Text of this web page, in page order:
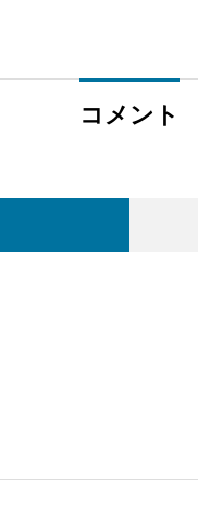
コメント